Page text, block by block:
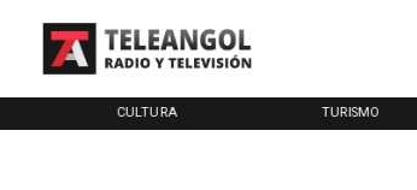
CULTURA TURISMO